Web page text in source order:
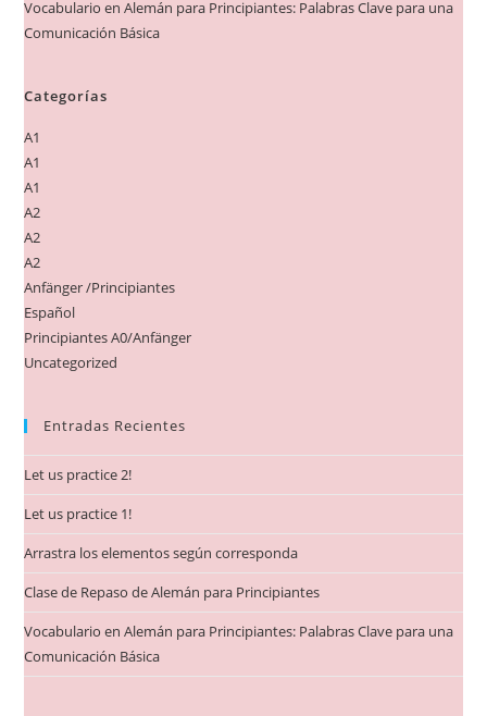
Vocabulario en Alemán para Principiantes: Palabras Clave para una
Comunicación Básica
Categorías
A1
A1
A1
A2
A2
A2
Anfänger /Principiantes
Español
Principiantes A0/Anfänger
Uncategorized
Entradas Recientes
Let us practice 2!
Let us practice 1!
Arrastra los elementos según corresponda
Clase de Repaso de Alemán para Principiantes
Vocabulario en Alemán para Principiantes: Palabras Clave para una
Comunicación Básica